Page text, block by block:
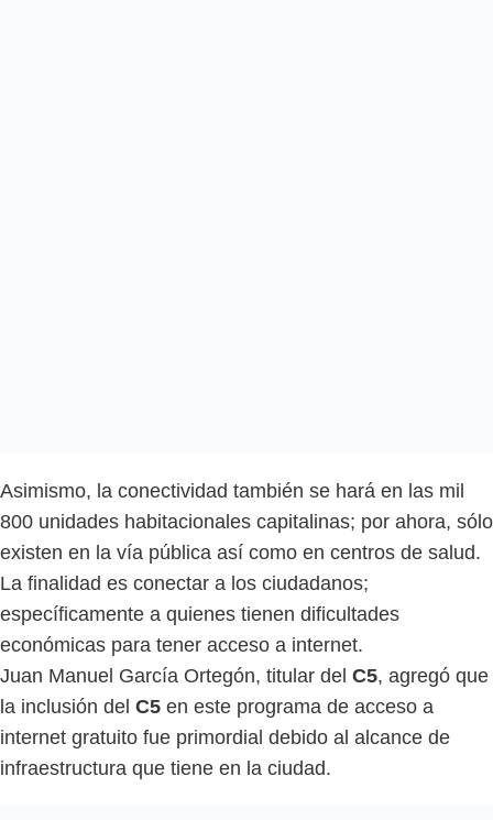
Asimismo, la conectividad también se hará en las mil
800 unidades habitacionales capitalinas; por ahora, sólo
existen en la vía pública así como en centros de salud.
La finalidad es conectar a los ciudadanos;
específicamente a quienes tienen dificultades
económicas para tener acceso a internet.
Juan Manuel García Ortegón, titular del C5, agregó que
la inclusión del C5 en este programa de acceso a
internet gratuito fue primordial debido al alcance de
infraestructura que tiene en la ciudad.